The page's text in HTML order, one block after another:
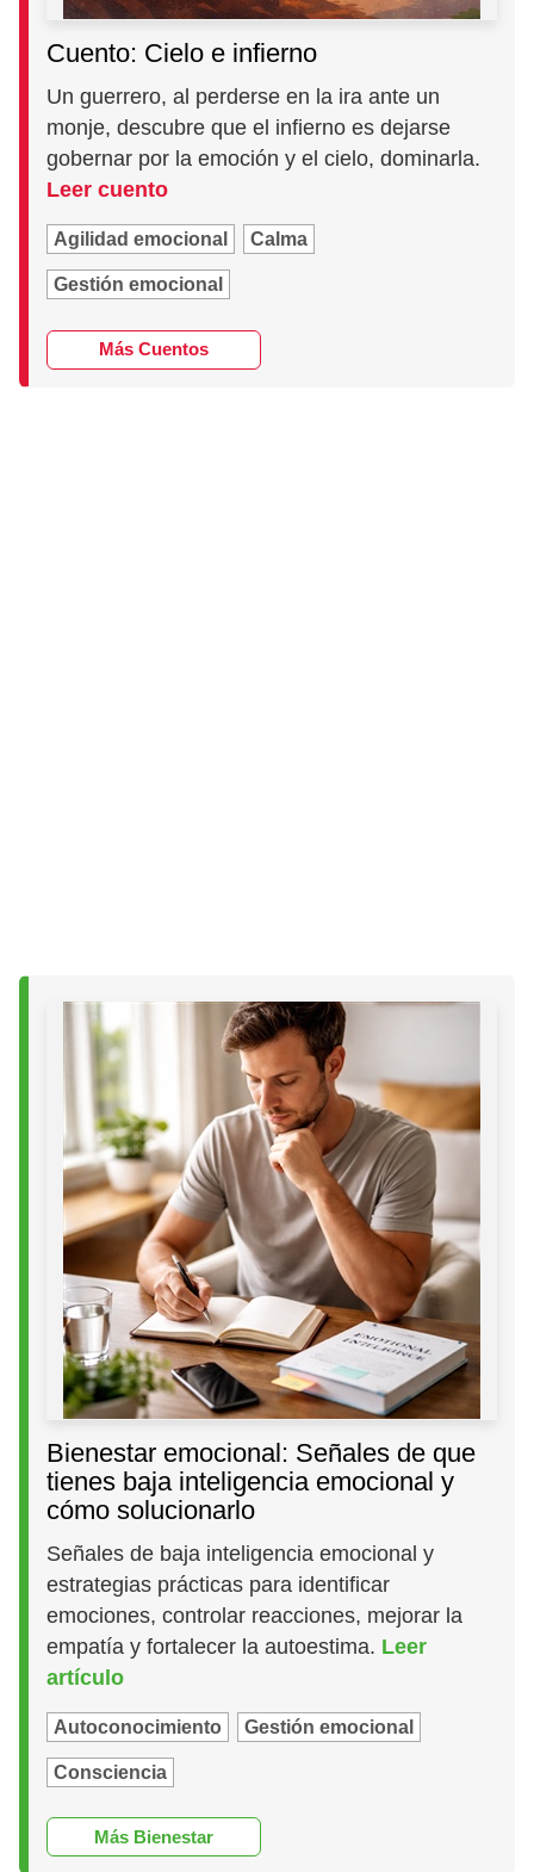
Cuento: Cielo e infierno
Un guerrero, al perderse en la ira ante un
monje, descubre que el infierno es dejarse
gobernar por la emoción y el cielo, dominarla.
Leer cuento
Agilidad emocional Calma
Gestión emocional
Más Cuentos
Bienestar emocional: Señales de que
tienes baja inteligencia emocional y
cómo solucionarlo
Señales de baja inteligencia emocional y
estrategias prácticas para identificar
emociones, controlar reacciones, mejorar la
empatía y fortalecer la autoestima. Leer
artículo
Autoconocimiento Gestión emocional
Consciencia
Más Bienestar